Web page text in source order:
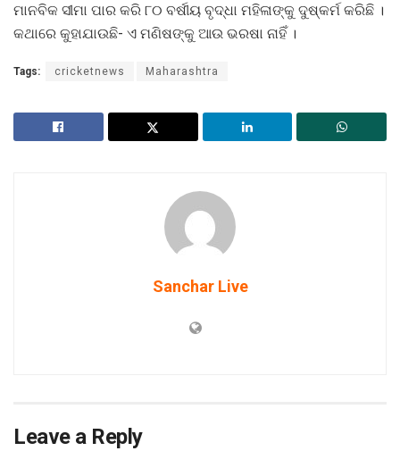
ମାନବିକ ସୀମା ପାର କରି ୮୦ ବର୍ଷୀୟ ବୃଦ୍ଧା ମହିଳାଙ୍କୁ ଦୁଷ୍କର୍ମ କରିଛି ।
କଥାରେ କୁହାଯାଉଛି- ଏ ମଣିଷଙ୍କୁ ଆଉ ଭରଷା ନାହିଁ ।
Tags: cricketnews Maharashtra
Sanchar Live
Leave a Reply